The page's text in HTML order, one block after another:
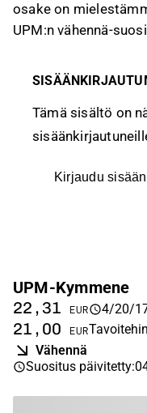
osake on
UPM:n vähennä-
Tämä sisältö on
Kirjaudu sisään
UPM-Kymmene
22,31 EUR 4/20/
21,00 EUR
Vähennä
Suositus päivitetty: